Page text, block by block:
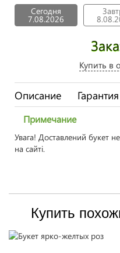
Сегодня
7.08.2026
Купить в
Описание Гарантия
Примечание
Увага! Доставлений букет
на сайті.
Купить